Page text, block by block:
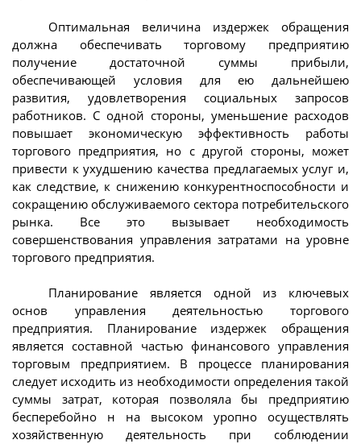
Оптимальная величина издержек обращения
должна обеспечивать торговому предприятию
получение достаточной суммы прибыли,
обеспечивающей условия для ею дальнейшею
развития, удовлетворения социальных запросов
работников. С одной стороны, уменьшение расходов
повышает экономическую эффективность работы
торгового предприятия, но с другой стороны, может
привести к ухудшению качества предлагаемых услуг и,
как следствие, к снижению конкурентноспособности и
сокращению обслуживаемого сектора потребительского
рынка. Все это вызывает необходимость
совершенствования управления затратами на уровне
торгового предприятия.
Планирование является одной из ключевых
основ управления деятельностью торгового
предприятия. Планирование издержек обращения
является составной частью финансового управления
торговым предприятием. В процессе планирования
следует исходить из необходимости определения такой
суммы затрат, которая позволяла бы предприятию
бесперебойно н на высоком уропно осуществлять
хозяйственную деятельность при соблюдении